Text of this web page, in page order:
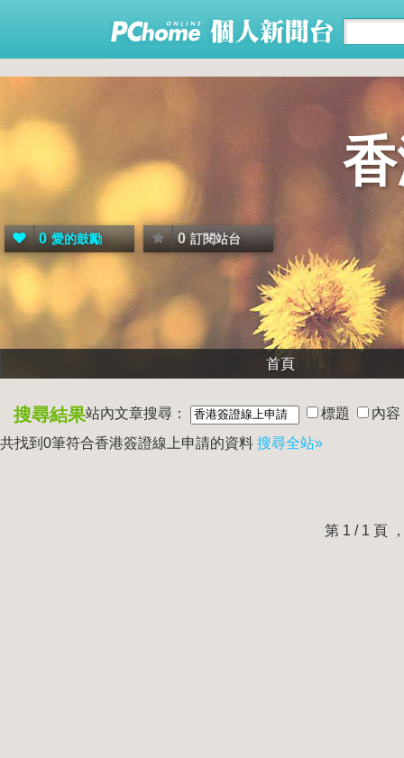
0 愛的鼓勵 0 訂閱站台
首頁
搜尋結果站內文章搜尋： 標題
內容
共找到0筆符合香港簽證線上申請的資料 搜尋全站»
第 1 / 1